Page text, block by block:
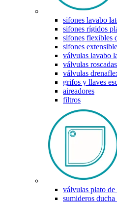
sifones lavabo
sifones rígidos
sifones flexibles
sifones
válvulas lavabo
válvulas
válvulas
grifos y llaves
aireadores
filtros
válvulas plato de
sumideros ducha